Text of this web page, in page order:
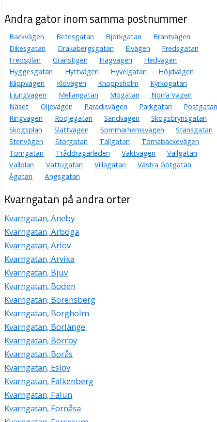
Andra gator inom samma postnummer
Backvägen Betesgatan Björkgatan
Brantvägen
Dikesgatan
Drakabergsgatan Elvägen
Fredsgatan
Fredsplan
Granstigen Hagvägen
Hedvägen
Hyggesgatan
Hyttvägen Hyvelgatan
Höjdvägen
Klippvägen
Klovägen Knoppsholm
Kyrkogatan
Ljungvägen
Mellangatan Mogatan
Norra Vägen
Näset
Oljevägen Paradisvägen Parkgatan
Ringvägen
Rödjegatan Sandvägen
Skogsbrynsgatan
Skogsplan
Slättvägen Sommarhemsvägen
Stansgatan
Stenvägen
Storgatan Tallgatan
Tornabackevägen
Torngatan
Tråddragarleden Vaktvägen
Vallgatan
Vallplan
Vattugatan Villagatan
Västra Götgatan
Ågatan
Ängsgatan
Kvarngatan på andra orter
Kvarngatan, Aneby
Kvarngatan, Arboga
Kvarngatan, Arlöv
Kvarngatan, Arvika
Kvarngatan, Bjuv
Kvarngatan, Boden
Kvarngatan, Borensberg
Kvarngatan, Borgholm
Kvarngatan, Borlänge
Kvarngatan, Borrby
Kvarngatan, Borås
Kvarngatan, Eslöv
Kvarngatan, Falkenberg
Kvarngatan, Falun
Kvarngatan, Fornåsa